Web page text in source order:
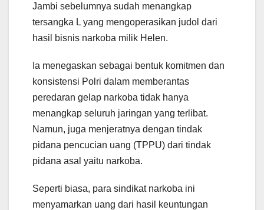
Jambi sebelumnya sudah menangkap
tersangka L yang mengoperasikan judol dari
hasil bisnis narkoba milik Helen.
Ia menegaskan sebagai bentuk komitmen dan
konsistensi Polri dalam memberantas
peredaran gelap narkoba tidak hanya
menangkap seluruh jaringan yang terlibat.
Namun, juga menjeratnya dengan tindak
pidana pencucian uang (TPPU) dari tindak
pidana asal yaitu narkoba.
Seperti biasa, para sindikat narkoba ini
menyamarkan uang dari hasil keuntungan